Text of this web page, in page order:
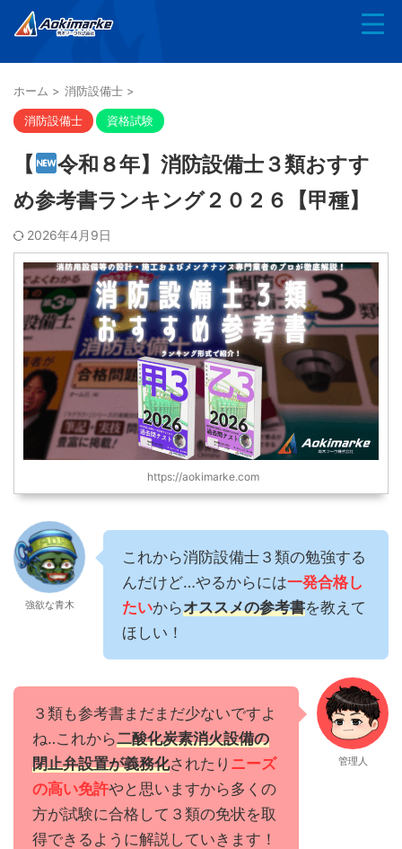
ホーム > 消防設備士 >
消防設備士 資格試験
【
令和８年】消防設備士３類おすす
め参考書ランキング２０２６【甲種】
2026年4月9日
https://aokimarke.com
強欲な青木
これから消防設備士３類の勉強する
んだけど…やるからには一発合格し
たいからオススメの参考書を教えて
ほしい！
３類も参考書まだまだ少ないですよ
ね‥これから二酸化炭素消火設備の
閉止弁設置が義務化されたり ニーズ
の高い免許やと思いますから多くの
方が試験に合格して３類の免状を取
得できるように解説していきます！
管理人